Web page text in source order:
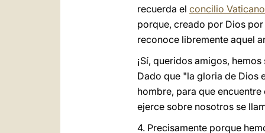
recuerda el concilio
porque, creado por Dios
reconoce libremente aquel
¡Sí, queridos amigos,
Dado que "la gloria de Dios
hombre, para que
ejerce sobre nosotros se
4. Precisamente porque